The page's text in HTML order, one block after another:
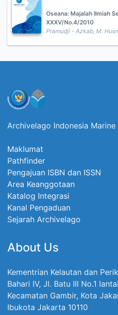
Oseana: Majalah Ilmiah
XXXV/No.4/2010
Pramudji - Azkab, M.
Archivelago Indonesia
Maklumat
Pathfinder
Pengajuan ISBN dan ISSN
Area Keanggotaan
Katalog Integrasi
Kanal Pengaduan
Sejarah Archivelago
About Us
Kementrian Kelautan dan
Bahari IV, Jl. Batu III No.1
Kecamatan Gambir, Kota
Ibukota Jakarta 10110